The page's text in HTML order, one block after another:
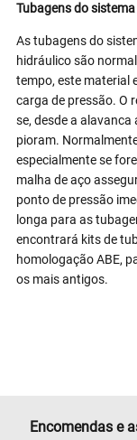
Tubagens do
As tubagens do
hidráulico são
tempo, este material
carga de pressão. O
se, desde a
pioram.
especialmente se
malha de aço
ponto de pressão
longa para as
encontrará kits de
homologação ABE,
os mais antigos.
Encomendas e